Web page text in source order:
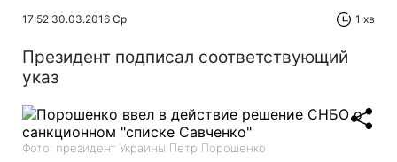
17:52 30.03.2016 Ср 1 хв
Президент подписал соответствующий
указ
Фото: президент Украины Петр Порошенко